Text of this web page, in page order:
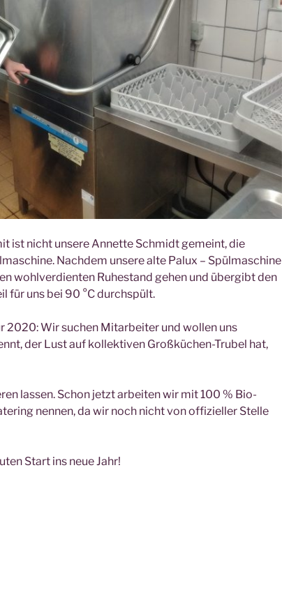
ist nicht unsere Annette Schmidt gemeint, die
Nachdem unsere alte Palux – Spülmaschine
wohlverdienten Ruhestand gehen und übergibt den
für uns bei 90 °C durchspült.
2020: Wir suchen Mitarbeiter und wollen uns
der Lust auf kollektiven Großküchen-Trubel hat,
lassen. Schon jetzt arbeiten wir mit 100 % Bio-
nennen, da wir noch nicht von offizieller Stelle
Start ins neue Jahr!